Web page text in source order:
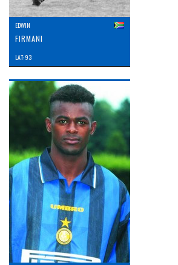
EDWIN
FIRMANI
LAT: 93